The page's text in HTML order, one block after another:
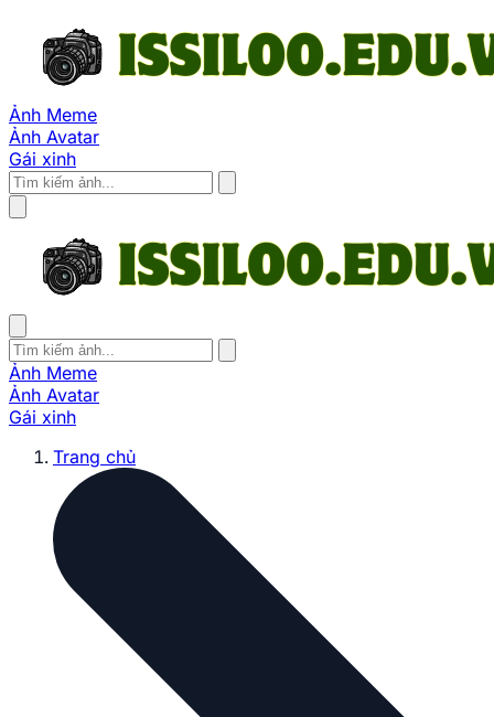
Ảnh Meme
Ảnh Avatar
Gái xinh
Ảnh Meme
Ảnh Avatar
Gái xinh
Trang chủ